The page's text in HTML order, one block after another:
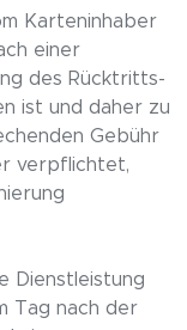
Karteninhaber
einer
des Rücktritts-
ist und daher zu
Gebühr
verpflichtet,
Dienstleistung
Tag nach der